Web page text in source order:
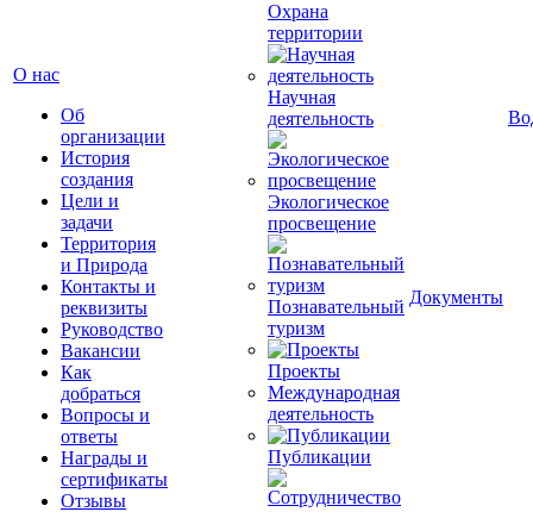
О нас
Об
организации
История
создания
Цели и
задачи
Территория
и Природа
Контакты и
реквизиты
Руководство
Вакансии
Как
добраться
Вопросы и
ответы
Награды и
сертификаты
Отзывы
Охрана
территории
Научная
деятельность
Экологическое
просвещение
Познавательный
туризм
Проекты
Международная
деятельность
Публикации
Документы